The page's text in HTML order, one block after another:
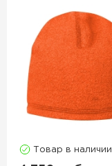
Товар в наличии